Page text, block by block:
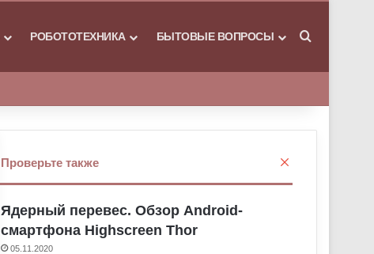
РОБОТОТЕХНИКА БЫТОВЫЕ ВОПРОСЫ
Проверьте также
Ядерный перевес. Обзор Android-
смартфона Highscreen Thor
05.11.2020